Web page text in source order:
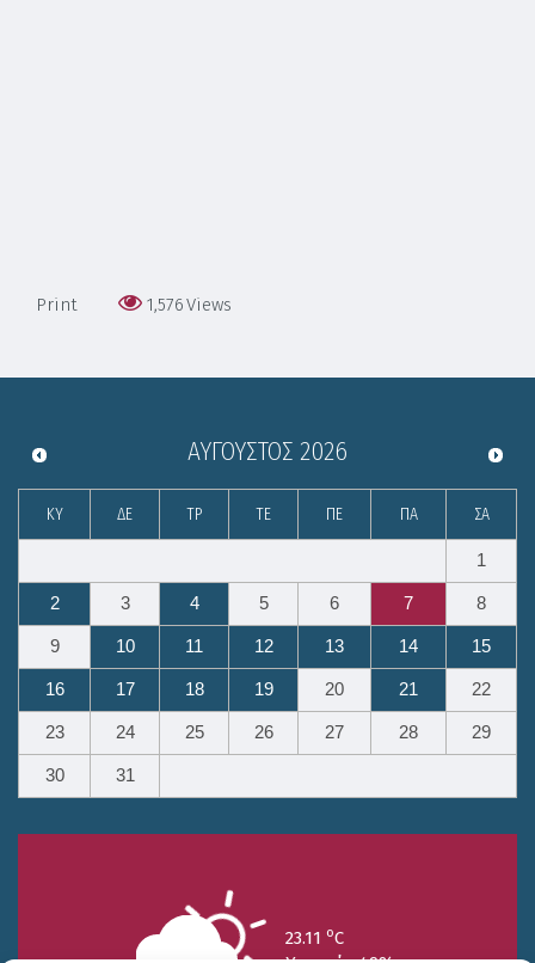
Print 1,576Views
ΑΎΓΟΥΣΤΟΣ 2026
ΚΥ ΔΕ ΤΡ ΤΕ ΠΕ ΠΑ ΣΑ
1
2 3 4 5 6 7 8
9 10 11 12 13 14 15
16 17 18 19 20 21 22
23 24 25 26 27 28 29
30 31
23.11 oC